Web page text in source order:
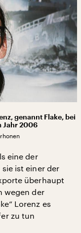
genannt Flake, bei
Jahr 2006
eine der
ist einer der
überhaupt
wegen der
Lorenz es
zu tun